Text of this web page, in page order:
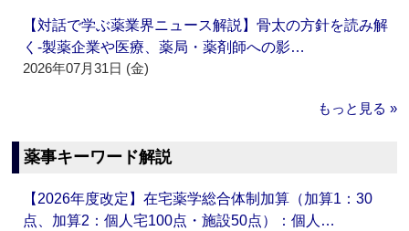
【対話で学ぶ薬業界ニュース解説】骨太の方針を読み解
く‐製薬企業や医療、薬局・薬剤師への影…
2026年07月31日 (金)
もっと見る »
薬事キーワード解説
【2026年度改定】在宅薬学総合体制加算（加算1：30
点、加算2：個人宅100点・施設50点）：個人…